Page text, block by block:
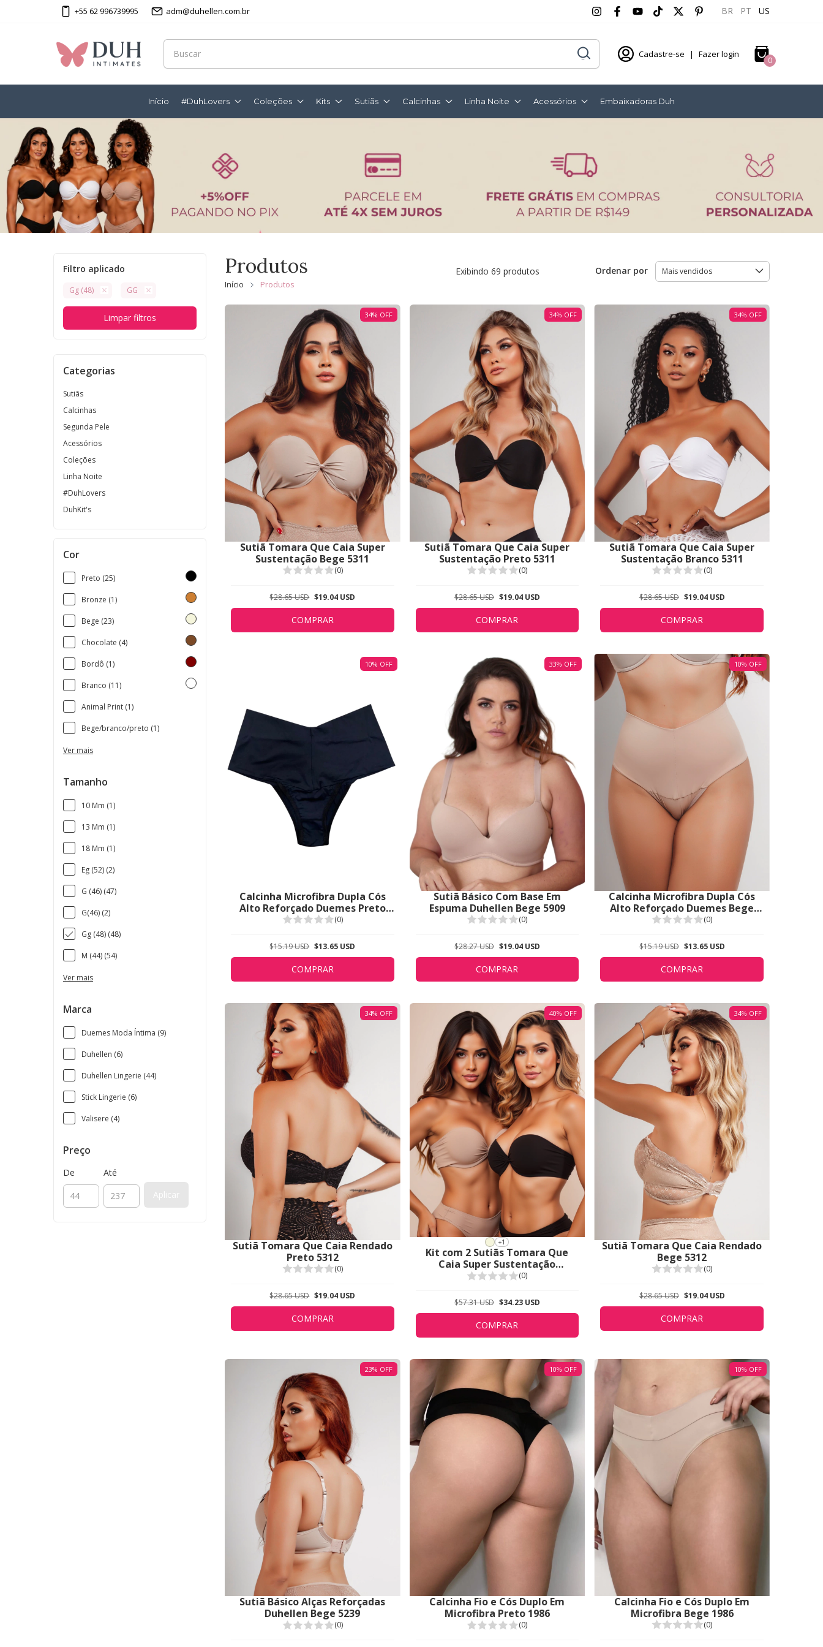
+55 62 996739995 adm@duhellen.com.br BR PT US
Cadastre-se | Fazer login
0
Início #DuhLovers Coleções Kits Sutiãs Calcinhas Linha Noite Acessórios Embaixadoras Duh
Filtro aplicado
Gg (48) GG
Limpar filtros
Categorias
Sutiãs
Calcinhas
Segunda Pele
Acessórios
Coleções
Linha Noite
#DuhLovers
DuhKit's
Cor
Preto (25)
Bronze (1)
Bege (23)
Chocolate (4)
Bordô (1)
Branco (11)
Animal Print (1)
Bege/branco/preto (1)
Ver mais
Tamanho
10 Mm (1)
13 Mm (1)
18 Mm (1)
Eg (52) (2)
G (46) (47)
G(46) (2)
Gg (48) (48)
M (44) (54)
Ver mais
Marca
Duemes Moda Íntima (9)
Duhellen (6)
Duhellen Lingerie (44)
Stick Lingerie (6)
Valisere (4)
Preço
De
Até
Aplicar
Produtos
Início Produtos
Exibindo 69 produtos Ordenar por
34% OFF
Sutiã Tomara Que Caia Super
Sustentação Bege 5311
(0)
$28.65 USD $19.04 USD
COMPRAR
34% OFF
Sutiã Tomara Que Caia Super
Sustentação Preto 5311
(0)
$28.65 USD $19.04 USD
COMPRAR
34% OFF
Sutiã Tomara Que Caia Super
Sustentação Branco 5311
(0)
$28.65 USD $19.04 USD
COMPRAR
10% OFF
Calcinha Microfibra Dupla Cós
Alto Reforçado Duemes Preto
1609
(0)
$15.19 USD $13.65 USD
COMPRAR
33% OFF
Sutiã Básico Com Base Em
Espuma Duhellen Bege 5909
(0)
$28.27 USD $19.04 USD
COMPRAR
10% OFF
Calcinha Microfibra Dupla Cós
Alto Reforçado Duemes Bege
1609
(0)
$15.19 USD $13.65 USD
COMPRAR
34% OFF
Sutiã Tomara Que Caia Rendado
Preto 5312
(0)
$28.65 USD $19.04 USD
COMPRAR
40% OFF
+1
Kit com 2 Sutiãs Tomara Que
Caia Super Sustentação
Bege/Preto 5311 - Feito Sob
(0)
$57.31 USD $34.23 USD
COMPRAR
34% OFF
Sutiã Tomara Que Caia Rendado
Bege 5312
(0)
$28.65 USD $19.04 USD
COMPRAR
23% OFF
Sutiã Básico Alças Reforçadas
Duhellen Bege 5239
(0)
10% OFF
Calcinha Fio e Cós Duplo Em
Microfibra Preto 1986
(0)
10% OFF
Calcinha Fio e Cós Duplo Em
Microfibra Bege 1986
(0)